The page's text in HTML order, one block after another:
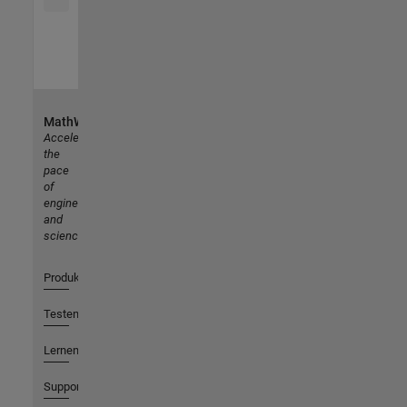
MathWorks
Accelerating
the
pace
of
engineering
and
science
Produkte
Testen oder Kaufen
Lernen
Support